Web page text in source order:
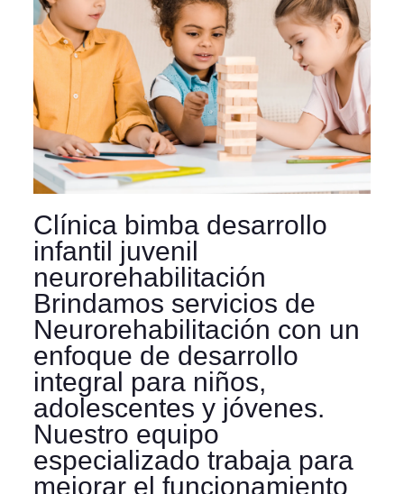
Clínica bimba desarrollo
infantil juvenil
neurorehabilitación
Brindamos servicios de
Neurorehabilitación con un
enfoque de desarrollo
integral para niños,
adolescentes y jóvenes.
Nuestro equipo
especializado trabaja para
mejorar el funcionamiento